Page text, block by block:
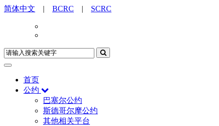
简体中文 | BCRC | SCRC
首页
公约
巴塞尔公约
斯德哥尔摩公约
其他相关平台